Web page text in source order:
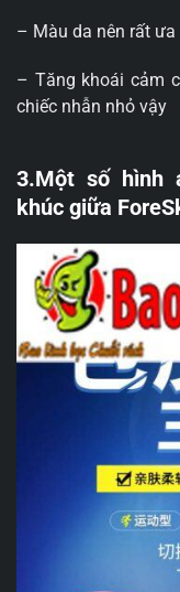
– Màu da nên rất
– Tăng khoái cảm
chiếc nhẫn nhỏ vậy
3.Một số hình
khúc giữa